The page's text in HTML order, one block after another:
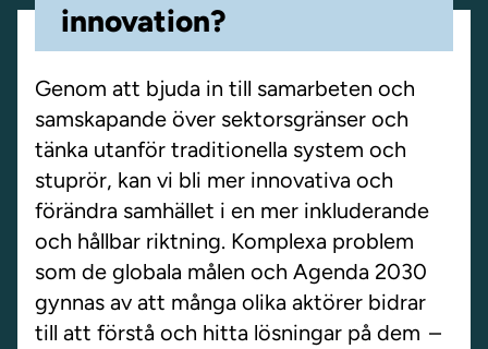
innovation?
Genom att bjuda in till samarbeten och
samskapande över sektorsgränser och
tänka utanför traditionella system och
stuprör, kan vi bli mer innovativa och
förändra samhället i en mer inkluderande
och hållbar riktning. Komplexa problem
som de globala målen och Agenda 2030
gynnas av att många olika aktörer bidrar
till att förstå och hitta lösningar på dem –